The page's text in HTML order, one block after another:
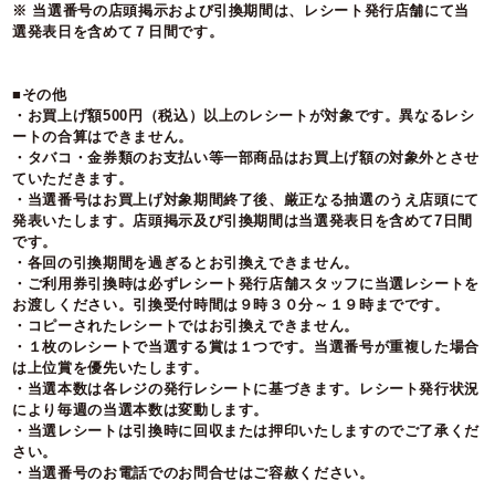
※ 当選番号の店頭掲示および引換期間は、レシート発行店舗にて当
選発表日を含めて７日間です。
■その他
・お買上げ額500円（税込）以上のレシートが対象です。異なるレシ
ートの合算はできません。
・タバコ・金券類のお支払い等一部商品はお買上げ額の対象外とさせ
ていただきます。
・当選番号はお買上げ対象期間終了後、厳正なる抽選のうえ店頭にて
発表いたします。店頭掲示及び引換期間は当選発表日を含めて7日間
です。
・各回の引換期間を過ぎるとお引換えできません。
・ご利用券引換時は必ずレシート発行店舗スタッフに当選レシートを
お渡しください。引換受付時間は９時３０分～１９時までです。
・コピーされたレシートではお引換えできません。
・１枚のレシートで当選する賞は１つです。当選番号が重複した場合
は上位賞を優先いたします。
・当選本数は各レジの発行レシートに基づきます。レシート発行状況
により毎週の当選本数は変動します。
・当選レシートは引換時に回収または押印いたしますのでご了承くだ
さい。
・当選番号のお電話でのお問合せはご容赦ください。